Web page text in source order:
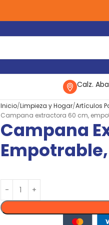
Calz.
Inicio Limpieza y Hogar Artículos
Campana extractora 60 cm,
Campana